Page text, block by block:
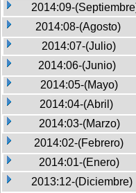
2014:09-
2014:08-(Agosto)
2014:07-(Julio)
2014:06-(Junio)
2014:05-(Mayo)
2014:04-(Abril)
2014:03-(Marzo)
2014:02-(Febrero)
2014:01-(Enero)
2013:12-(Diciembre)